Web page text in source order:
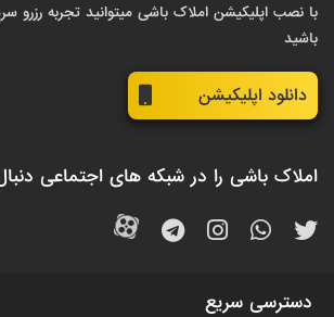
با نصب اپلیکیشن املاک باشی میتوانید تجربه رزرو
باشید
دانلود اپلیکیشن
املاک باشی را در شبکه های اجتماعی
دسترسی سریع